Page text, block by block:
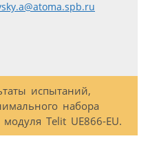
испытаний,
набора
Telit UE866-EU.